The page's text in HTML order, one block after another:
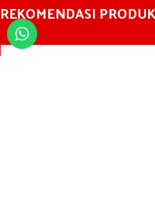
REKOMENDASI